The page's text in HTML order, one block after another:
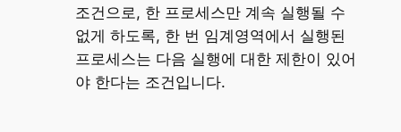
조건으로, 한 프로세스만 계속 실행될 수
없게 하도록, 한 번 임계영역에서 실행된
프로세스는 다음 실행에 대한 제한이 있어
야 한다는 조건입니다.